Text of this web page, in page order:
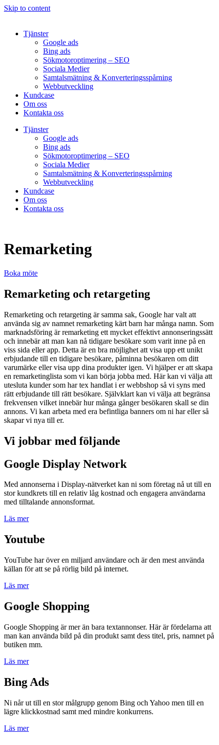
Skip to content
Tjänster
Google ads
Bing ads
Sökmotoroptimering – SEO
Sociala Medier
Samtalsmätning & Konverteringsspårning
Webbutveckling
Kundcase
Om oss
Kontakta oss
Tjänster
Google ads
Bing ads
Sökmotoroptimering – SEO
Sociala Medier
Samtalsmätning & Konverteringsspårning
Webbutveckling
Kundcase
Om oss
Kontakta oss
Remarketing
Boka möte
Remarketing och retargeting
Remarketing och retargeting är samma sak, Google har valt att
använda sig av namnet remarketing kärt barn har många namn. Som
marknadsföring är remarketing ett mycket effektivt annonseringssätt
och innebär att man kan nå tidigare besökare som varit inne på en
viss sida eller app. Detta är en bra möjlighet att visa upp ett unikt
erbjudande till en tidigare besökare, påminna besökaren om ditt
varumärke eller visa upp dina produkter igen. Vi hjälper er att skapa
en remarketinglista som vi kan börja jobba med. Här kan vi välja att
utesluta kunder som har tex handlat i er webbshop så vi syns med
rätt erbjudande till rätt besökare. Självklart kan vi välja att begränsa
frekvensen vilket innebär hur många gånger besökaren skall se din
annons. Vi kan arbeta med era befintliga banners om ni har eller så
skapar vi nya till er.
Vi jobbar med följande
Google Display Network
Med annonserna i Display-nätverket kan ni som företag nå ut till en
stor kundkrets till en relativ låg kostnad och engagera användarna
med tilltalande annonsformat.
Läs mer
Youtube
YouTube har över en miljard användare och är den mest använda
källan för att se på rörlig bild på internet.
Läs mer
Google Shopping
Google Shopping är mer än bara textannonser. Här är fördelarna att
man kan använda bild på din produkt samt dess titel, pris, namnet på
butiken mm.
Läs mer
Bing Ads
Ni når ut till en stor målgrupp genom Bing och Yahoo men till en
lägre klickkostnad samt med mindre konkurrens.
Läs mer